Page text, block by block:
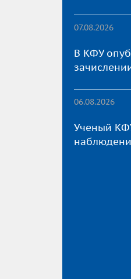
07.08.2026
В КФУ
06.08.2026
Ученый